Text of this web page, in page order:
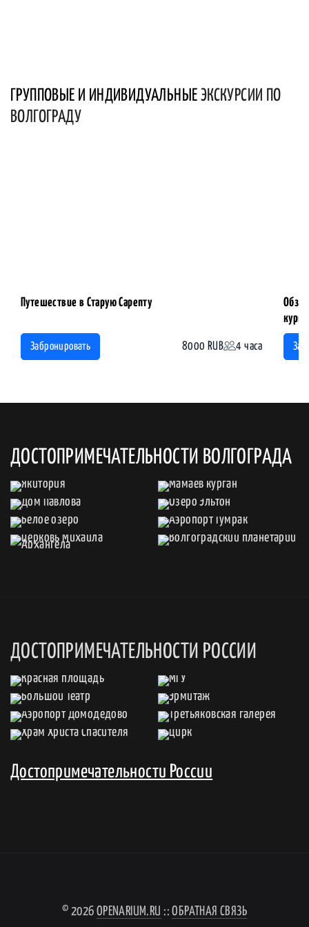
ГРУППОВЫЕ И ИНДИВИДУАЛЬНЫЕ ЭКСКУРСИИ ПО
ВОЛГОГРАДУ
Путешествие в Старую Сарепту
Забронировать 8000 RUB 4 часа
ДОСТОПРИМЕЧАТЕЛЬНОСТИ ВОЛГОГРАДА
ДОСТОПРИМЕЧАТЕЛЬНОСТИ РОССИИ
Достопримечательности России
© 2026 OPENARIUM.RU ::ОБРАТНАЯ СВЯЗЬ